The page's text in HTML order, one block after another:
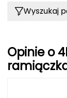
Gilmonte
Grand Trunk
Wyszukaj
Opinie o